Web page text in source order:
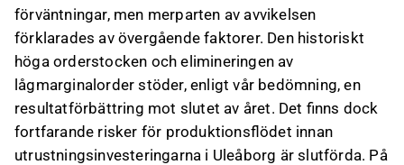
Orderstocken nådde en historiskt hög nivå på
23,5 MEUR, vilket ger goda förutsättningar för
resultatförbättring mot slutet av året.
Aktien bedöms som dyr på kort sikt med ett
P/E-tal på 18x för 2026, och osäkerheten i
estimaten gör att Minska-rekommendationen
kvarstår.
förväntningar, men merparten av avvikelsen
förklarades av övergående faktorer. Den historiskt
höga orderstocken och elimineringen av
lågmarginalorder stöder, enligt vår bedömning, en
resultatförbättring mot slutet av året. Det finns dock
fortfarande risker för produktionsflödet innan
utrustningsinvesteringarna i Uleåborg är slutförda. På